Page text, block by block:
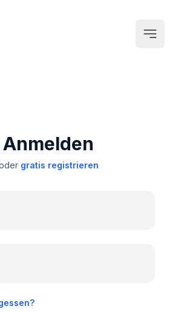
Anmelden
gratis registrieren